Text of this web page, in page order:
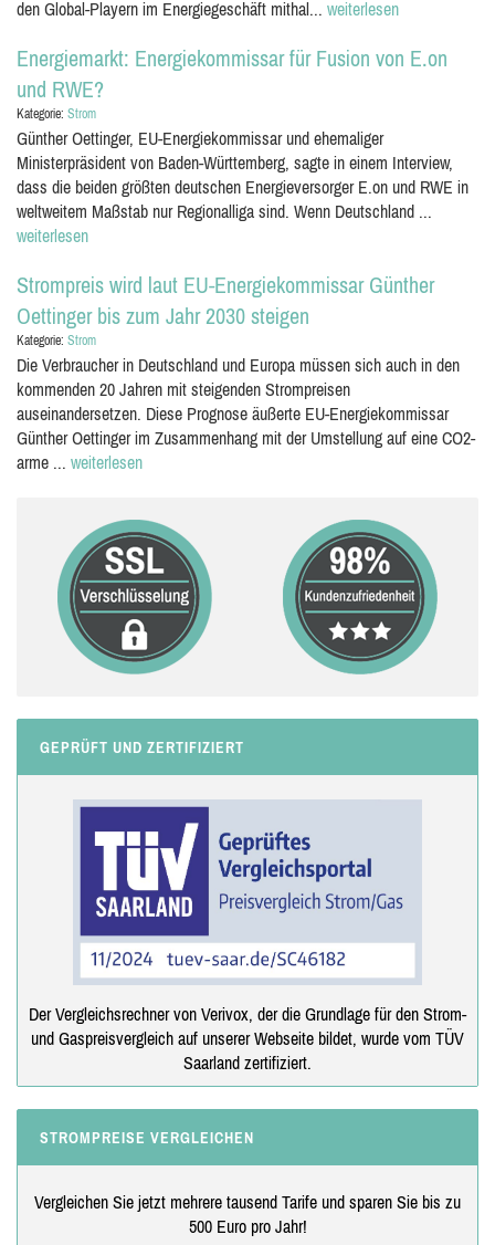
den Global-Playern im Energiegeschäft mithal... weiterlesen
Energiemarkt: Energiekommissar für Fusion von E.on
und RWE?
Kategorie: Strom
Günther Oettinger, EU-Energiekommissar und ehemaliger
Ministerpräsident von Baden-Württemberg, sagte in einem Interview,
dass die beiden größten deutschen Energieversorger E.on und RWE in
weltweitem Maßstab nur Regionalliga sind. Wenn Deutschland ...
weiterlesen
Strompreis wird laut EU-Energiekommissar Günther
Oettinger bis zum Jahr 2030 steigen
Kategorie: Strom
Die Verbraucher in Deutschland und Europa müssen sich auch in den
kommenden 20 Jahren mit steigenden Strompreisen
auseinandersetzen. Diese Prognose äußerte EU-Energiekommissar
Günther Oettinger im Zusammenhang mit der Umstellung auf eine CO2-
arme ... weiterlesen
GEPRÜFT UND ZERTIFIZIERT
Der Vergleichsrechner von Verivox, der die Grundlage für den Strom-
und Gaspreisvergleich auf unserer Webseite bildet, wurde vom TÜV
Saarland zertifiziert.
STROMPREISE VERGLEICHEN
Vergleichen Sie jetzt mehrere tausend Tarife und sparen Sie bis zu
500 Euro pro Jahr!